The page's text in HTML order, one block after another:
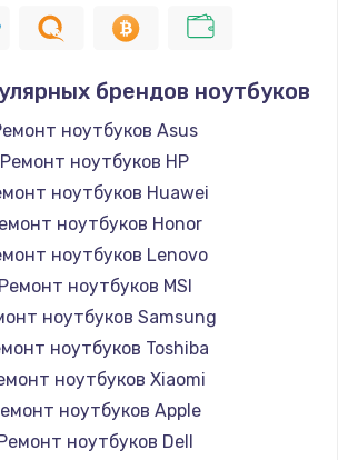
брендов ноутбуков
ноутбуков Asus
Ремонт ноутбуков HP
ноутбуков Huawei
ноутбуков Honor
ноутбуков Lenovo
Ремонт ноутбуков MSI
ноутбуков Samsung
ноутбуков Toshiba
ноутбуков Xiaomi
ноутбуков Apple
ноутбуков Dell